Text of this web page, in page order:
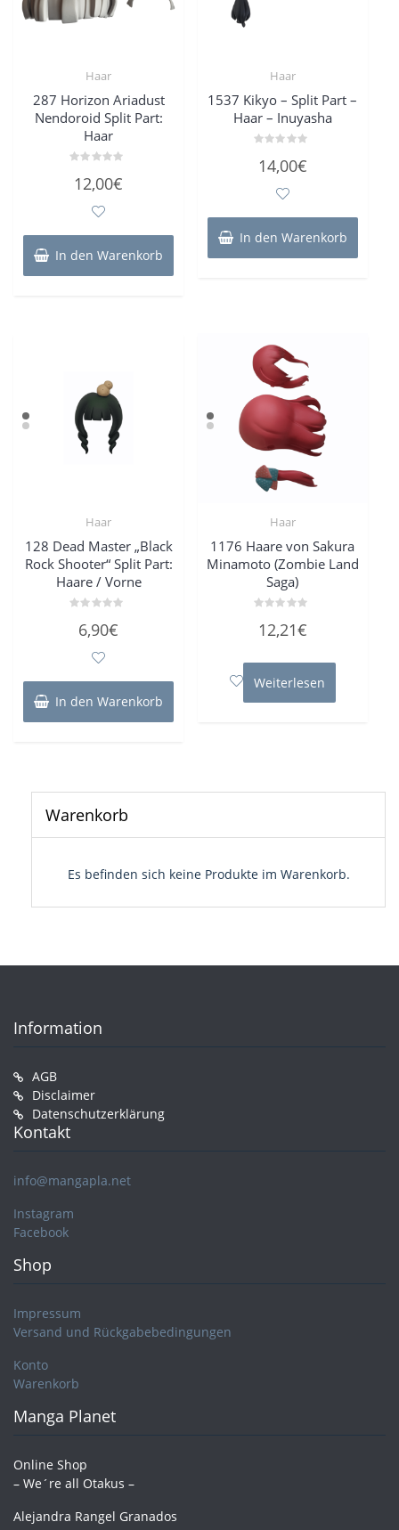
Haar
287 Horizon Ariadust
Nendoroid Split Part:
Haar
mit
12,00€
In den Warenkorb
Haar
1537 Kikyo – Split Part –
Haar – Inuyasha
mit
14,00€
In den Warenkorb
Haar
128 Dead Master „Black
Rock Shooter“ Split Part:
Haare / Vorne
mit6,90€
In den Warenkorb
Haar
1176 Haare von Sakura
Minamoto (Zombie Land
Saga)
mit
5
12,21€
Weiterlesen
Warenkorb
Es befinden sich keine Produkte im Warenkorb.
Information
AGB
Disclaimer
Datenschutzerklärung
Kontakt
info@mangapla.net
Instagram
Facebook
Shop
Impressum
Versand und Rückgabebedingungen
Konto
Warenkorb
Manga Planet
Online Shop
– We´re all Otakus –
Alejandra Rangel Granados